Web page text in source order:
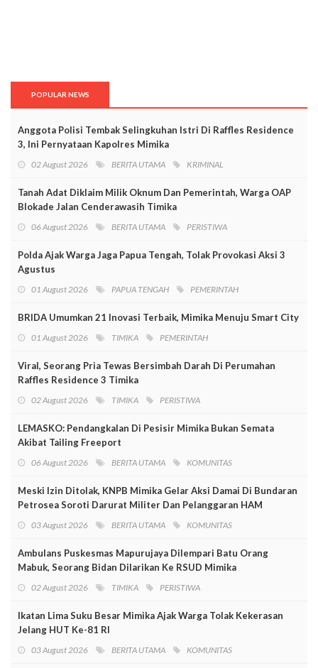
POPULAR NEWS
Anggota Polisi Tembak Selingkuhan Istri Di Raffles Residence
3, Ini Pernyataan Kapolres Mimika
02 August 2026 BERITA UTAMA KRIMINAL
Tanah Adat Diklaim Milik Oknum Dan Pemerintah, Warga OAP
Blokade Jalan Cenderawasih Timika
06 August 2026 BERITA UTAMA PERISTIWA
Polda Ajak Warga Jaga Papua Tengah, Tolak Provokasi Aksi 3
Agustus
01 August 2026 PAPUA TENGAH PEMERINTAH
BRIDA Umumkan 21 Inovasi Terbaik, Mimika Menuju Smart City
01 August 2026 TIMIKA PEMERINTAH
Viral, Seorang Pria Tewas Bersimbah Darah Di Perumahan
Raffles Residence 3 Timika
02 August 2026 TIMIKA PERISTIWA
LEMASKO: Pendangkalan Di Pesisir Mimika Bukan Semata
Akibat Tailing Freeport
06 August 2026 BERITA UTAMA KOMUNITAS
Meski Izin Ditolak, KNPB Mimika Gelar Aksi Damai Di Bundaran
Petrosea Soroti Darurat Militer Dan Pelanggaran HAM
03 August 2026 BERITA UTAMA KOMUNITAS
Ambulans Puskesmas Mapurujaya Dilempari Batu Orang
Mabuk, Seorang Bidan Dilarikan Ke RSUD Mimika
02 August 2026 TIMIKA PERISTIWA
Ikatan Lima Suku Besar Mimika Ajak Warga Tolak Kekerasan
Jelang HUT Ke-81 RI
03 August 2026 BERITA UTAMA KOMUNITAS